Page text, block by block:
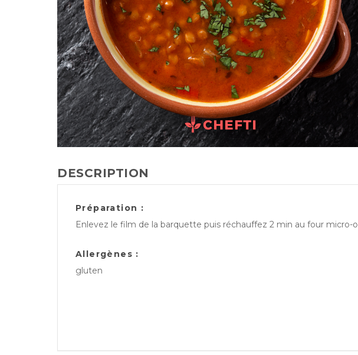
DESCRIPTION
Préparation :
Enlevez le film de la barquette puis réchauffez 2 min au four micro-
Allergènes :
gluten